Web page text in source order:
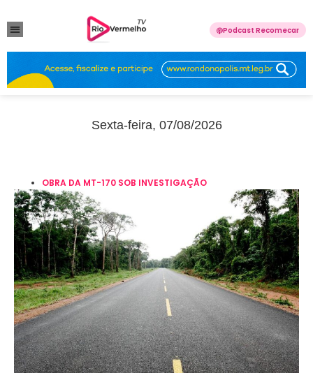
Podcast Recomecar
Sexta-feira, 07/08/2026
OBRA DA MT-170 SOB INVESTIGAÇÃO